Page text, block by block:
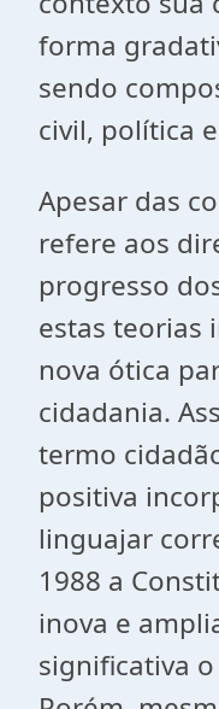
forma
sendo
civil, política
Apesar das
refere aos
progresso
estas teorias
nova ótica
cidadania.
termo
positiva
linguajar
1988 a
inova e
significativa